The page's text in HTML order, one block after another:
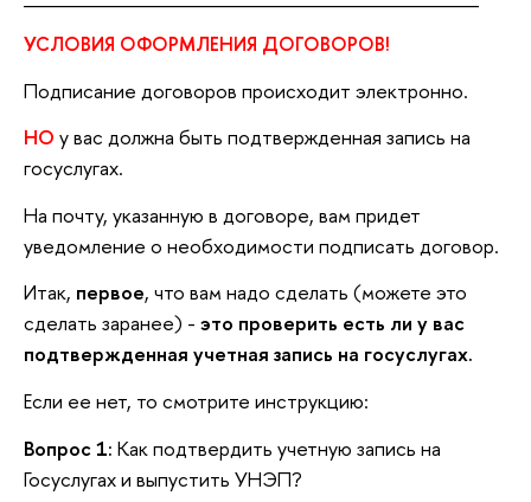
УСЛОВИЯ ОФОРМЛЕНИЯ ДОГОВОРОВ!
Подписание договоров происходит электронно.
НО у вас должна быть подтвержденная запись на
госуслугах.
На почту, указанную в договоре, вам придет
уведомление о необходимости подписать договор.
Итак, первое, что вам надо сделать (можете это
сделать заранее) - это проверить есть ли у вас
подтвержденная учетная запись на госуслугах.
Если ее нет, то смотрите инструкцию:
Вопрос 1: Как подтвердить учетную запись на
Госуслугах и выпустить УНЭП?